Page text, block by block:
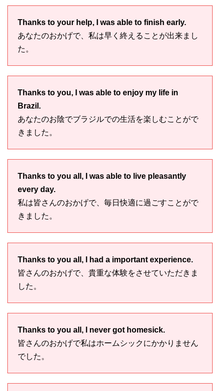
Thanks to your help, I was able to finish early.
あなたのおかげで、私は早く終えることが出来まし
た。
Thanks to you, I was able to enjoy my life in
Brazil.
あなたのお陰でブラジルでの生活を楽しむことがで
きました。
Thanks to you all, I was able to live pleasantly
every day.
私は皆さんのおかげで、毎日快適に過ごすことがで
きました。
Thanks to you all, I had a important experience.
皆さんのおかげで、貴重な体験をさせていただきま
した。
Thanks to you all, I never got homesick.
皆さんのおかげで私はホームシックにかかりません
でした。